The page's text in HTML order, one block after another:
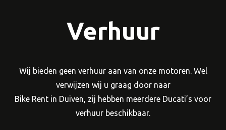
Verhuur
Wij bieden geen verhuur aan van onze motoren. Wel
verwijzen wij u graag door naar
Bike Rent in Duiven, zij hebben meerdere Ducati’s voor
verhuur beschikbaar.